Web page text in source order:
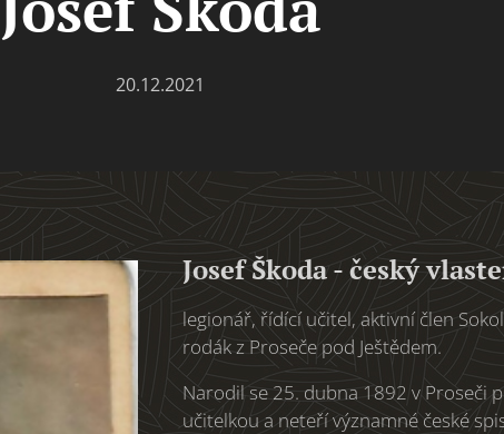
20.12.2021
Josef Škoda - český
legionář, řídící učitel, aktivní člen
rodák z Proseče pod Ještědem.
Narodil se 25. dubna 1892 v Proseči
učitelkou a neteří významné české